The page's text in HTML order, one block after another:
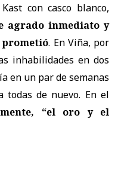
con casco blanco,
agrado inmediato y
. En Viña, por
inhabilidades en dos
en un par de semanas
todas de nuevo. En el
“el oro y el